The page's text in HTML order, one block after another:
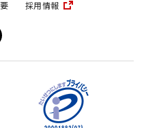
採用情報